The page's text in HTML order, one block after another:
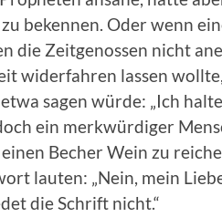
bekennen. Oder wenn
die Zeitgenossen nicht
widerfahren lassen
sagen würde: „Ich
ein merkwürdiger
Becher Wein zu
lauten: „Nein, mein
die Schrift nicht.“